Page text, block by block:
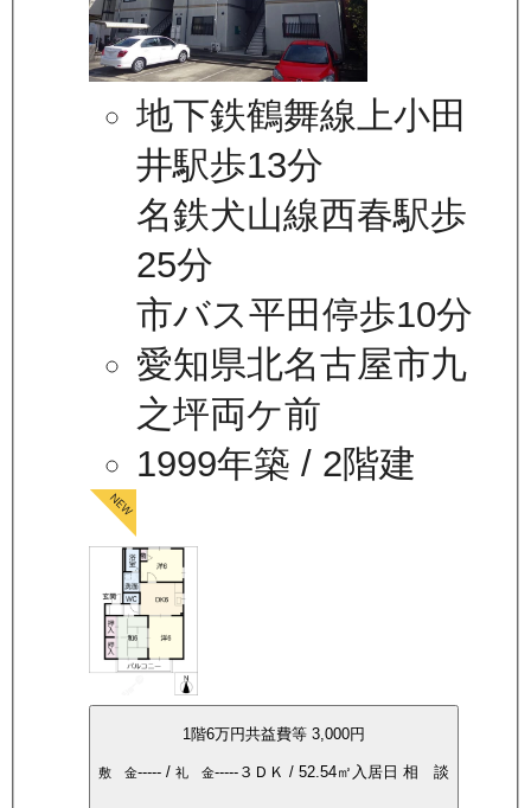
地下鉄鶴舞線上小田
井駅歩13分
名鉄犬山線西春駅歩
25分
市バス平田停歩10分
愛知県北名古屋市九
之坪両ケ前
1999年築 / 2階建
1階6万円共益費等3,000円
敷 金----- /礼 金----- ３ＤＫ /52.54㎡ 入居日相 談